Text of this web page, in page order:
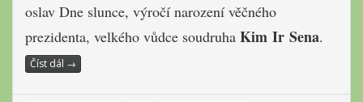
oslav Dne slunce, výročí narození věčného
prezidenta, velkého vůdce soudruha Kim Ir Sena.
Číst dál →